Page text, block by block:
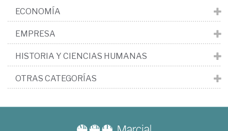
ECONOMÍA
EMPRESA
HISTORIA Y CIENCIAS HUMANAS
OTRAS CATEGORÍAS